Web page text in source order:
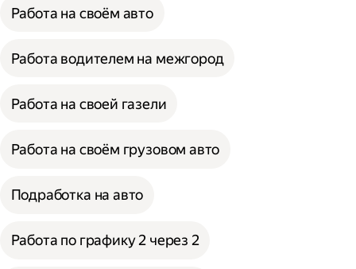
Работа на своём авто
Работа водителем на межгород
Работа на своей газели
Работа на своём грузовом авто
Подработка на авто
Работа по графику 2 через 2